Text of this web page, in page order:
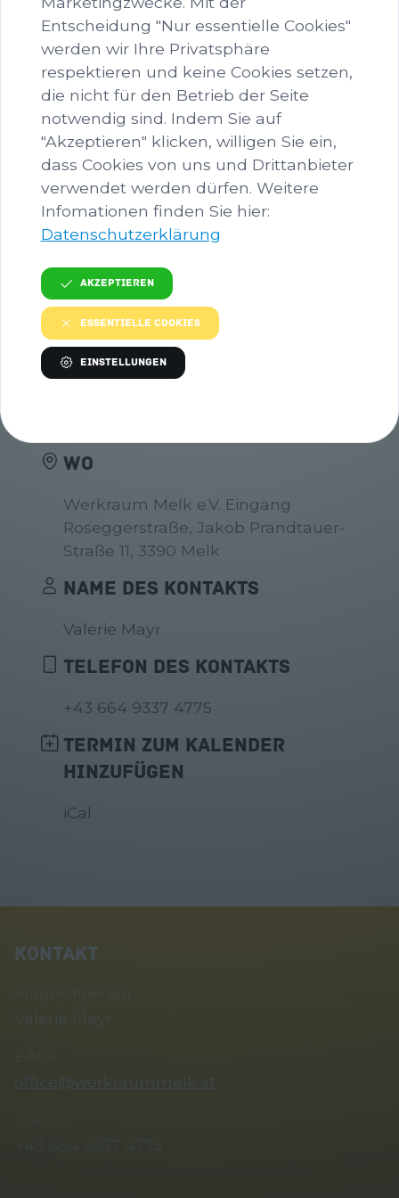
Verpflegung für den Nachmittag mit
(Wasserflasche, Snacks, Jause). Sollte doch
etwas dazwischen kommen, dann gib bitte
Bescheid, damit wir ein anderes Kind von der
Warteliste teilnehmen lassen können.
Jetzt Anmelden!
TERMINDETAILS
WO
Werkraum Melk e.V. Eingang
Roseggerstraße, Jakob Prandtauer-
Straße 11, 3390 Melk
NAME DES KONTAKTS
Valerie Mayr
TELEFON DES KONTAKTS
+43 664 9337 4775
TERMIN ZUM KALENDER
HINZUFÜGEN
iCal
KONTAKT
Valerie Mayr
office@werkraummelk.at
Entscheidung "Nur essentielle Cookies"
werden wir Ihre Privatsphäre
respektieren und keine Cookies setzen,
die nicht für den Betrieb der Seite
notwendig sind. Indem Sie auf
"Akzeptieren" klicken, willigen Sie ein,
dass Cookies von uns und Drittanbieter
verwendet werden dürfen. Weitere
Infomationen finden Sie hier:
Datenschutzerklärung
Akzeptieren
Essentielle Cookies
Einstellungen